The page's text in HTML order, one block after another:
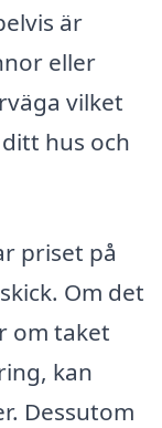
är
eller
vilket
hus och
priset på
Om det
om taket
kan
Dessutom